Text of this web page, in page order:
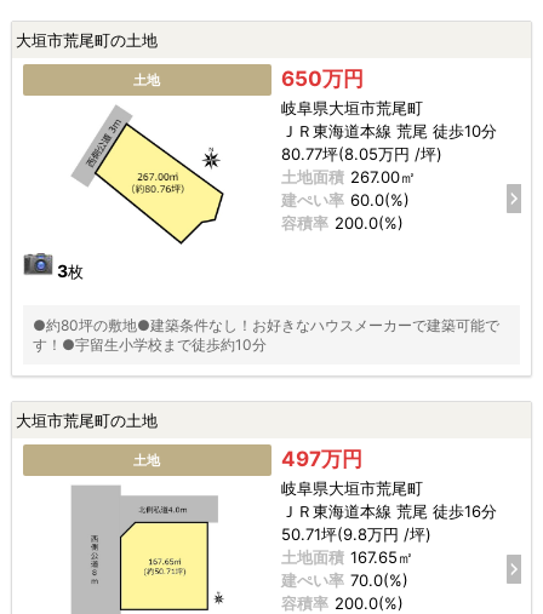
大垣市荒尾町の土地
土地
3枚
650万円
岐阜県大垣市荒尾町
ＪＲ東海道本線 荒尾 徒歩10分
80.77坪(8.05万円 /坪)
土地面積 267.00㎡
建ぺい率 60.0(%)
容積率 200.0(%)
●約80坪の敷地●建築条件なし！お好きなハウスメーカーで建築可能で
す！●宇留生小学校まで徒歩約10分
大垣市荒尾町の土地
土地 497万円
岐阜県大垣市荒尾町
ＪＲ東海道本線 荒尾 徒歩16分
50.71坪(9.8万円 /坪)
土地面積 167.65㎡
建ぺい率 70.0(%)
容積率 200.0(%)